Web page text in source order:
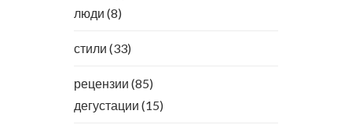
люди (8)
стили (33)
рецензии (85)
дегустации (15)